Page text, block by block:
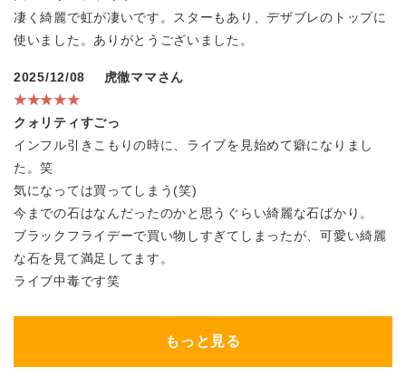
凄く綺麗で虹が凄いです。スターもあり、デザブレのトップに
使いました。ありがとうございました。
2025/12/08
虎徹ママさん
★★★★★
クォリティすごっ
インフル引きこもりの時に、ライブを見始めて癖になりまし
た。笑
気になっては買ってしまう(笑)
今までの石はなんだったのかと思うぐらい綺麗な石ばかり。
ブラックフライデーで買い物しすぎてしまったが、可愛い綺麗
な石を見て満足してます。
ライブ中毒です笑
もっと見る